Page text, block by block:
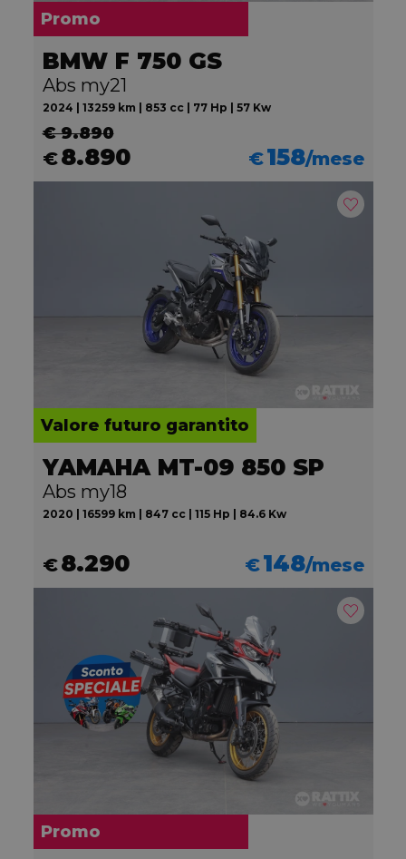
Promo
BMW F 750 GS
Abs my21
2024 | 13259 km | 853 cc | 77 Hp | 57 Kw
€ 9.890
€8.890 €158/mese
Valore futuro garantito
YAMAHA MT-09 850 SP
Abs my18
2020 | 16599 km | 847 cc | 115 Hp | 84.6 Kw
€8.290 €148/mese
Promo